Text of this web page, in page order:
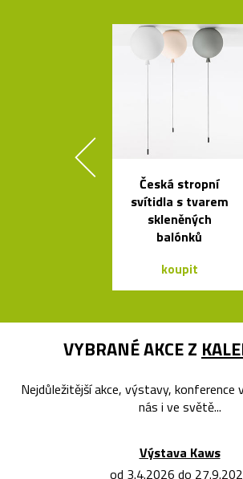
Česká stropní
svítidla s tvarem
skleněných
balónků
koupit
VYBRANÉ AKCE Z
Nejdůležitější akce, výstavy, konference
nás i ve světě...
Výstava Kaws
od 3.4.2026 do